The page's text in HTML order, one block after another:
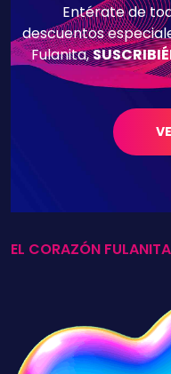
Entérate de
descuentos
Fulanita,
EL CORAZÓN FULANITA